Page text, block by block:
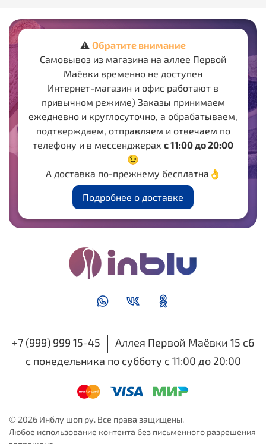
⚠️ Обратите внимание
Самовывоз из магазина на аллее Первой
Маёвки временно не доступен
Интернет-магазин и офис работают в
привычном режиме) Заказы принимаем
ежедневно и круглосуточно, а обрабатываем,
подтверждаем, отправляем и отвечаем по
телефону и в мессенджерах с 11:00 до 20:00
😉
А доставка по-прежнему бесплатна👌
Подробнее о доставке
+7 (999) 999 15-45
Аллея Первой Маёвки 15 с6
с понедельника по субботу с 11:00 до 20:00
© 2026 Инблу шоп ру. Все права защищены.
Любое использование контента без письменного разрешения